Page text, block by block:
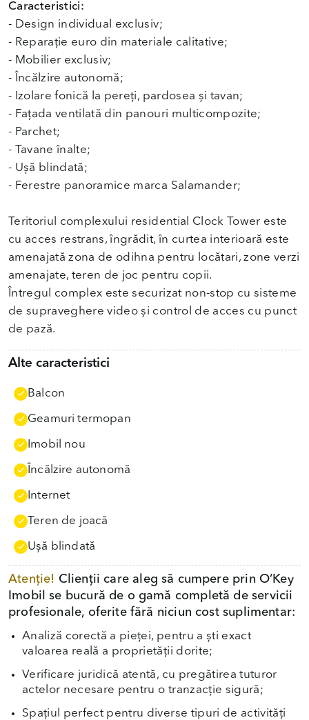
Caracteristici:
- Design individual exclusiv;
- Reparație euro din materiale calitative;
- Mobilier exclusiv;
- Încălzire autonomă;
- Izolare fonică la pereți, pardosea și tavan;
- Fațada ventilată din panouri multicompozite;
- Parchet;
- Tavane înalte;
- Ușă blindată;
- Ferestre panoramice marca Salamander;
Teritoriul complexului residential Clock Tower este
cu acces restrans, îngrădit, în curtea interioară este
amenajată zona de odihna pentru locătari, zone verzi
amenajate, teren de joc pentru copii.
Întregul complex este securizat non-stop cu sisteme
de supraveghere video și control de acces cu punct
de pază.
Alte caracteristici
Balcon
Geamuri termopan
Imobil nou
Încălzire autonomă
Internet
Teren de joacă
Uşă blindată
Atenție! Clienții care aleg să cumpere prin O’Key
Imobil se bucură de o gamă completă de servicii
profesionale, oferite fără niciun cost suplimentar:
Analiză corectă a pieței, pentru a ști exact
valoarea reală a proprietății dorite;
Verificare juridică atentă, cu pregătirea tuturor
actelor necesare pentru o tranzacție sigură;
Spațiul perfect pentru diverse tipuri de activități